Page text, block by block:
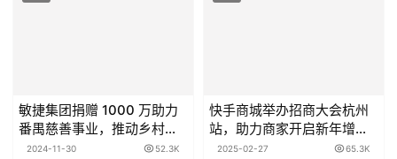
敏捷集团捐赠 1000 万助力
番禺慈善事业，推动乡村振
兴2024-11-30 52.3K
快手商城举办招商大会杭州
站，助力商家开启新年增长
新引擎
2025-02-27 65.3K